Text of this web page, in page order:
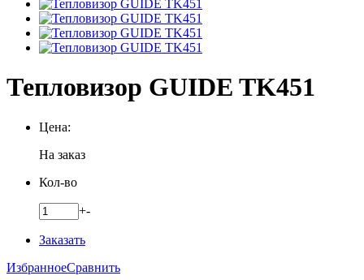
Тепловизор GUIDE TK451
Цена:
На заказ
Кол-во
+-
Заказать
ИзбранноеСравнить